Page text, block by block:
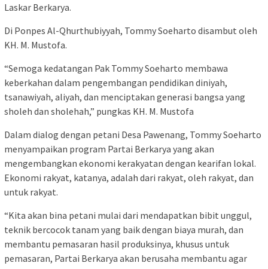
Laskar Berkarya.
Di Ponpes Al-Qhurthubiyyah, Tommy Soeharto disambut oleh
KH. M. Mustofa.
“Semoga kedatangan Pak Tommy Soeharto membawa
keberkahan dalam pengembangan pendidikan diniyah,
tsanawiyah, aliyah, dan menciptakan generasi bangsa yang
sholeh dan sholehah,” pungkas KH. M. Mustofa
Dalam dialog dengan petani Desa Pawenang, Tommy Soeharto
menyampaikan program Partai Berkarya yang akan
mengembangkan ekonomi kerakyatan dengan kearifan lokal.
Ekonomi rakyat, katanya, adalah dari rakyat, oleh rakyat, dan
untuk rakyat.
“Kita akan bina petani mulai dari mendapatkan bibit unggul,
teknik bercocok tanam yang baik dengan biaya murah, dan
membantu pemasaran hasil produksinya, khusus untuk
pemasaran, Partai Berkarya akan berusaha membantu agar